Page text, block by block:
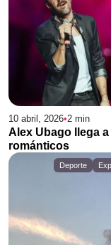
10 abril, 2026•2 min
Alex Ubago llega
románticos
Deporte